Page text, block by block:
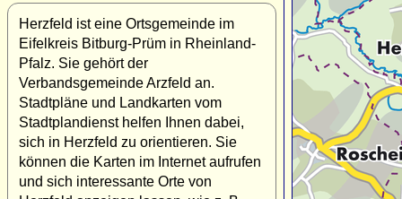
Herzfeld ist eine Ortsgemeinde im
Eifelkreis Bitburg-Prüm in Rheinland-
Pfalz. Sie gehört der
Verbandsgemeinde Arzfeld an.
Stadtpläne und Landkarten vom
Stadtplandienst helfen Ihnen dabei,
sich in Herzfeld zu orientieren. Sie
können die Karten im Internet aufrufen
und sich interessante Orte von